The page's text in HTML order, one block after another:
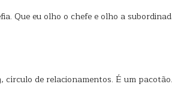
Que eu olho o chefe e olho a
de relacionamentos. É um pacotão.